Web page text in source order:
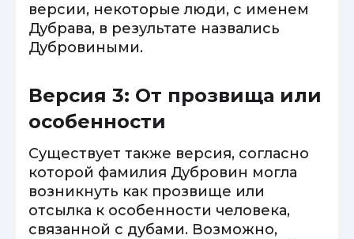
версии, некоторые люди, с именем
Дубрава, в результате назвались
Дубровиными.
Версия 3: От прозвища или
особенности
Существует также версия, согласно
которой фамилия Дубровин могла
возникнуть как прозвище или
отсылка к особенности человека,
связанной с дубами. Возможно,